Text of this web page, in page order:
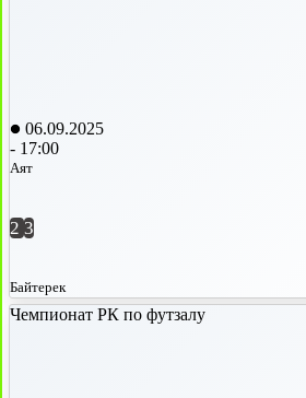
06.09.2025
- 17:00
Аят
2 3
Байтерек
Чемпионат РК по футзалу